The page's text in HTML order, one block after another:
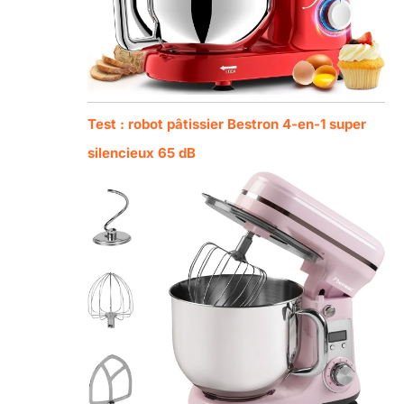
Test : robot pâtissier Bestron 4-en-1 super
silencieux 65 dB